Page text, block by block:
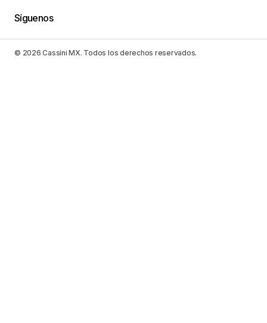
Síguenos
© 2026 Cassini MX. Todos los derechos reservados.